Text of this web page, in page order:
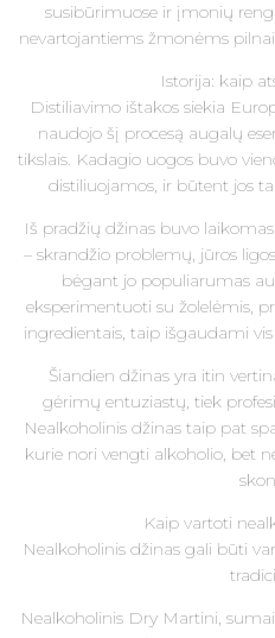
susibūrimuose ir įmonių
nevartojantiems žmonėms
Istorija: kaip
Distiliavimo ištakos siekia
naudojo šį procesą augalų
tikslais. Kadagio uogos buvo
distiliuojamos, ir būtent jos
Iš pradžių džinas buvo
– skrandžio problemų, jūros
bėgant jo populiarumas
eksperimentuoti su žolelėmis,
ingredientais, taip išgaudami
Šiandien džinas yra itin
gėrimų entuziastų, tiek
Nealkoholinis džinas taip pat
kurie nori vengti alkoholio, bet
Kaip vartoti
Nealkoholinis džinas gali būti
Nealkoholinis Dry Martini,